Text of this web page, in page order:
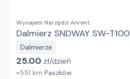
Wynajem Narzędzi Anrent
Dalmierz SNDWAY SW-T100
Dalmierze
25.00 zł/dzień
+551 km Paszków